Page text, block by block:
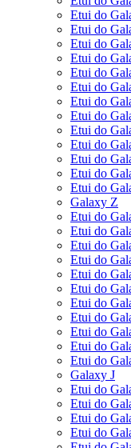
Etui do
Etui do
Etui do
Etui do
Etui do
Etui do
Etui do
Etui do
Etui do
Etui do
Etui do
Etui do
Etui do
Galaxy Z
Etui do
Etui do
Etui do
Etui do
Etui do
Etui do
Etui do
Etui do
Etui do
Etui do
Etui do
Galaxy J
Etui do
Etui do
Etui do
Etui do